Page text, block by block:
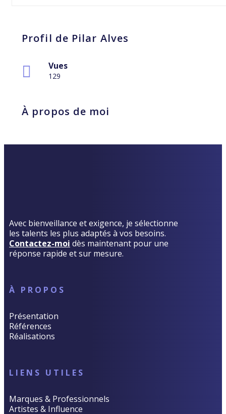
Profil de Pilar Alves
Vues
129
À propos de moi
Avec bienveillance et exigence, je sélectionne
les talents les plus adaptés à vos besoins.
Contactez-moi dès maintenant pour une
réponse rapide et sur mesure.
À PROPOS
Présentation
Références
Réalisations
LIENS UTILES
Marques & Professionnels
Artistes & Influence